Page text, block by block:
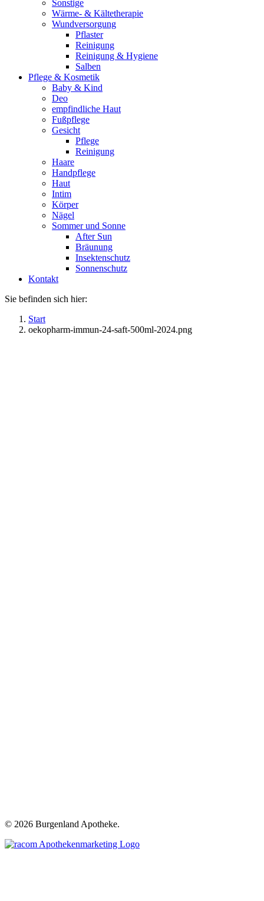
Sonstige
Wärme- & Kältetherapie
Wundversorgung
Pflaster
Reinigung
Reinigung & Hygiene
Salben
Pflege & Kosmetik
Baby & Kind
Deo
empfindliche Haut
Fußpflege
Gesicht
Pflege
Reinigung
Haare
Handpflege
Haut
Intim
Körper
Nägel
Sommer und Sonne
After Sun
Bräunung
Insektenschutz
Sonnenschutz
Kontakt
Sie befinden sich hier:
Start
oekopharm-immun-24-saft-500ml-2024.png
© 2026 Burgenland Apotheke.